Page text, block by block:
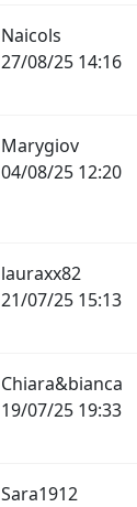
Naicols
27/08/25 14:16
Marygiov
04/08/25 12:20
lauraxx82
21/07/25 15:13
Chiara&bianca
19/07/25 19:33
Sara1912